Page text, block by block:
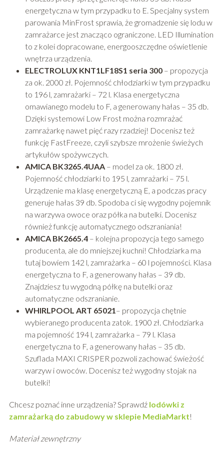
energetyczna w tym przypadku to E. Specjalny system
parowania MinFrost sprawia, że gromadzenie się lodu w
zamrażarce jest znacząco ograniczone. LED Illumination
to z kolei dopracowane, energooszczędne oświetlenie
wnętrza urządzenia.
ELECTROLUX KNT1LF18S1 seria 300– propozycja
za ok. 2000 zł. Pojemność chłodziarki w tym przypadku
to 196 l, zamrażarki – 72 l. Klasa energetyczna
omawianego modelu to F, a generowany hałas – 35 db.
Dzięki systemowi Low Frost można rozmrażać
zamrażarkę nawet pięć razy rzadziej! Docenisz też
funkcję FastFreeze, czyli szybsze mrożenie świeżych
artykułów spożywczych.
AMICA BK3265.4UAA – model za ok. 1800 zł.
Pojemność chłodziarki to 195 l, zamrażarki – 75 l.
Urządzenie ma klasę energetyczną E, a podczas pracy
generuje hałas 39 db. Spodoba ci się wygodny pojemnik
na warzywa owoce oraz półka na butelki. Docenisz
również funkcję automatycznego odszraniania!
AMICA BK2665.4– kolejna propozycja tego samego
producenta, ale do mniejszej kuchni! Chłodziarka ma
tutaj bowiem 142 l, zamrażarka – 60 l pojemności. Klasa
energetyczna to F, a generowany hałas – 39 db.
Znajdziesz tu wygodną półkę na butelki oraz
automatyczne odszranianie.
WHIRLPOOL ART 65021– propozycja chętnie
wybieranego producenta zatok. 1900 zł. Chłodziarka
ma pojemność 194 l, zamrażarka – 79 l. Klasa
energetyczna to F, a generowany hałas – 35 db.
Szuflada MAXI CRISPER pozwoli zachować świeżość
warzyw i owoców. Docenisz też wygodny stojak na
butelki!
Chcesz poznać inne urządzenia? Sprawdź lodówki z
zamrażarką do zabudowy w sklepie MediaMarkt!
Materiał zewnętrzny